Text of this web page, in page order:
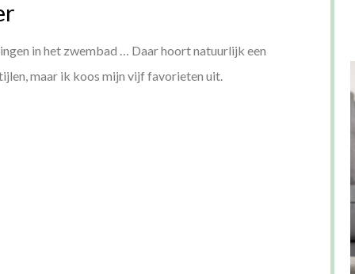
in het zwembad … Daar hoort natuurlijk een
maar ik koos mijn vijf favorieten uit.